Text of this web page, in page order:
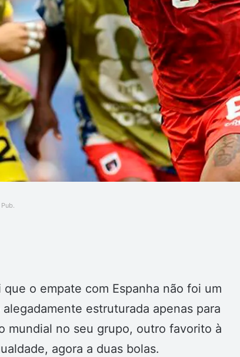
Pub.
o empate com Espanha não foi um
estruturada apenas para
mundial no seu grupo, outro favorito à
agora a duas bolas.